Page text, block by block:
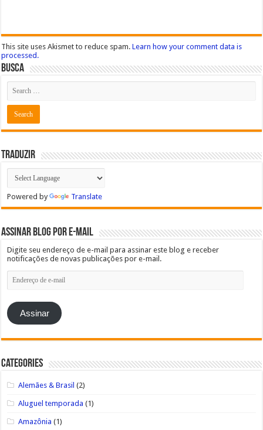
This site uses Akismet to reduce spam.Learn how your comment data is
processed.
Busca
Traduzir
Powered by Translate
Assinar blog por e-mail
Digite seu endereço de e-mail para assinar este blog e receber
notificações de novas publicações por e-mail.
Endereço
de
mail
Assinar
Categories
Alemães & Brasil (2)
Aluguel temporada (1)
Amazônia (1)